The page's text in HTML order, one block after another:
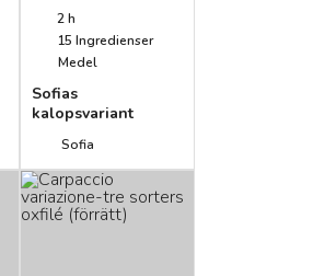
2 h
15 Ingredienser
Medel
Sofias
kalopsvariant
Sofia